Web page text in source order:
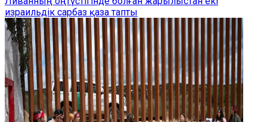
израильдік сарбаз қаза тапты